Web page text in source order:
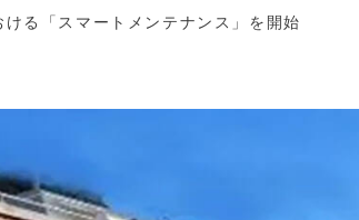
る「スマートメンテナンス」を開始